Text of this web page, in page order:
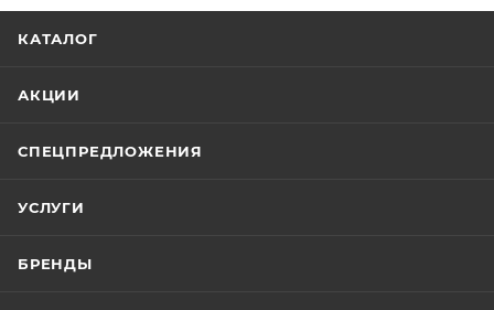
КАТАЛОГ
АКЦИИ
СПЕЦПРЕДЛОЖЕНИЯ
УСЛУГИ
БРЕНДЫ